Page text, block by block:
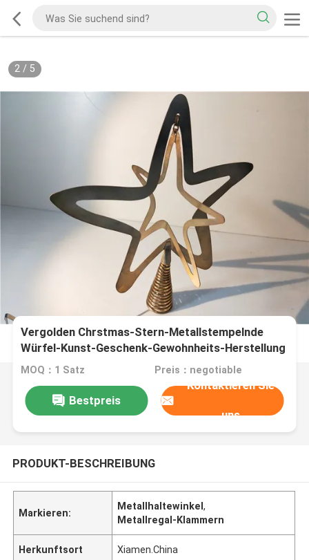
2/ 5
Vergolden Chrstmas-Stern-Metallstempelnde
Würfel-Kunst-Geschenk-Gewohnheits-Herstellung
MOQ：1 Satz Preis：negotiable
Bestpreis
Kontaktieren Sie
uns
PRODUKT-BESCHREIBUNG
Markieren:
Metallhaltewinkel,
Metallregal-Klammern
Herkunftsort Xiamen.China